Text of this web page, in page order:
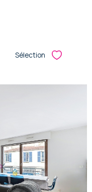
Sélection Sélectionner